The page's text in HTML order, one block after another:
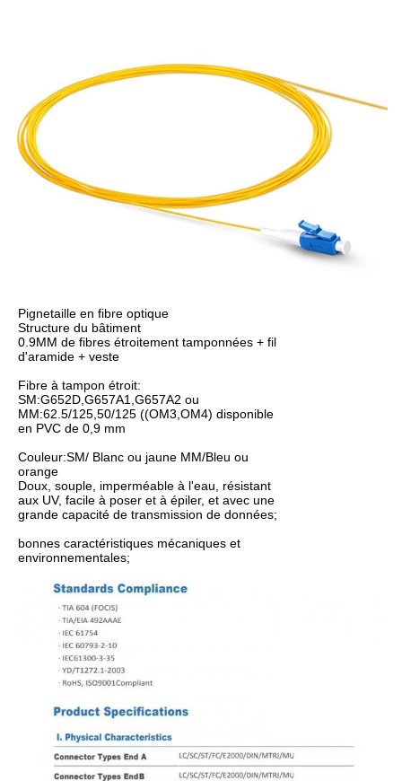
Pignetaille en fibre optique
Structure du bâtiment
0.9MM de fibres étroitement tamponnées + fil
d'aramide + veste
Fibre à tampon étroit:
SM:G652D,G657A1,G657A2 ou
MM:62.5/125,50/125 ((OM3,OM4) disponible
en PVC de 0,9 mm
Couleur:SM/ Blanc ou jaune MM/Bleu ou
orange
Doux, souple, imperméable à l'eau, résistant
aux UV, facile à poser et à épiler, et avec une
grande capacité de transmission de données;
bonnes caractéristiques mécaniques et
environnementales;